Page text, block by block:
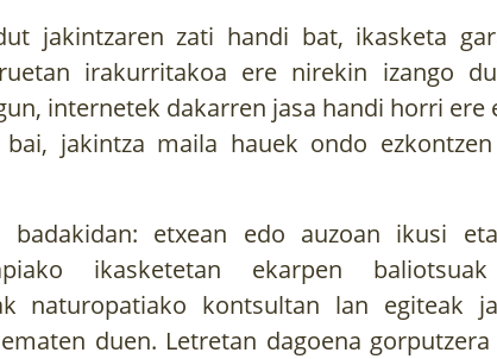
jakintzaren zati handi bat, ikasketa
irakurritakoa ere nirekin izango
internetek dakarren jasa handi horri ere
jakintza maila hauek ondo
badakidan: etxean edo auzoan ikusi
ikasketetan ekarpen
naturopatiako kontsultan lan egiteak
duen. Letretan dagoena